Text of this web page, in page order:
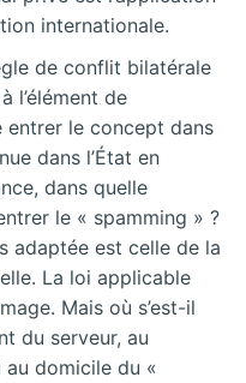
internationale.
de conflit bilatérale
l’élément de
entrer le concept dans
dans l’État en
dans quelle
le « spamming » ?
adaptée est celle de la
La loi applicable
Mais où s’est-il
du serveur, au
domicile du «